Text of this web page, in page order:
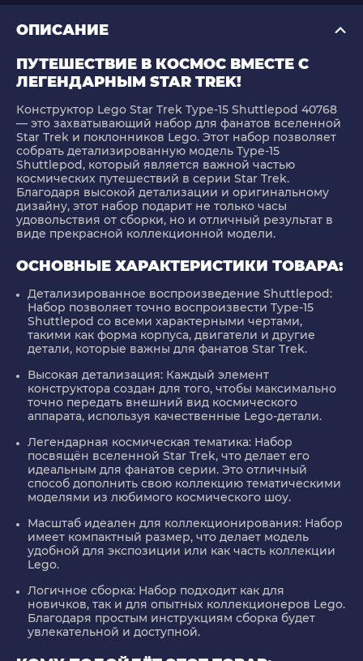
ОПИСАНИЕ
ПУТЕШЕСТВИЕ В КОСМОС ВМЕСТЕ С
ЛЕГЕНДАРНЫМ STAR TREK!
Конструктор Lego Star Trek Type-15 Shuttlepod 40768
— это захватывающий набор для фанатов вселенной
Star Trek и поклонников Lego. Этот набор позволяет
собрать детализированную модель Type-15
Shuttlepod, который является важной частью
космических путешествий в серии Star Trek.
Благодаря высокой детализации и оригинальному
дизайну, этот набор подарит не только часы
удовольствия от сборки, но и отличный результат в
виде прекрасной коллекционной модели.
ОСНОВНЫЕ ХАРАКТЕРИСТИКИ ТОВАРА:
Детализированное воспроизведение Shuttlepod:
Набор позволяет точно воспроизвести Type-15
Shuttlepod со всеми характерными чертами,
такими как форма корпуса, двигатели и другие
детали, которые важны для фанатов Star Trek.
Высокая детализация: Каждый элемент
конструктора создан для того, чтобы максимально
точно передать внешний вид космического
аппарата, используя качественные Lego-детали.
Легендарная космическая тематика: Набор
посвящён вселенной Star Trek, что делает его
идеальным для фанатов серии. Это отличный
способ дополнить свою коллекцию тематическими
моделями из любимого космического шоу.
Масштаб идеален для коллекционирования: Набор
имеет компактный размер, что делает модель
удобной для экспозиции или как часть коллекции
Lego.
Логичное сборка: Набор подходит как для
новичков, так и для опытных коллекционеров Lego.
Благодаря простым инструкциям сборка будет
увлекательной и доступной.